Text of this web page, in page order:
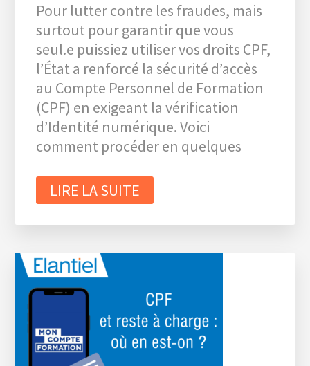
Pour lutter contre les fraudes, mais
surtout pour garantir que vous
seul.e puissiez utiliser vos droits CPF,
l’État a renforcé la sécurité d’accès
au Compte Personnel de Formation
(CPF) en exigeant la vérification
d’Identité numérique. Voici
comment procéder en quelques
LIRE LA SUITE